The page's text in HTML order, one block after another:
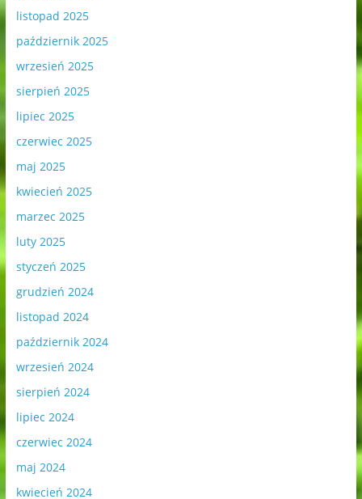
listopad 2025
październik 2025
wrzesień 2025
sierpień 2025
lipiec 2025
czerwiec 2025
maj 2025
kwiecień 2025
marzec 2025
luty 2025
styczeń 2025
grudzień 2024
listopad 2024
październik 2024
wrzesień 2024
sierpień 2024
lipiec 2024
czerwiec 2024
maj 2024
kwiecień 2024